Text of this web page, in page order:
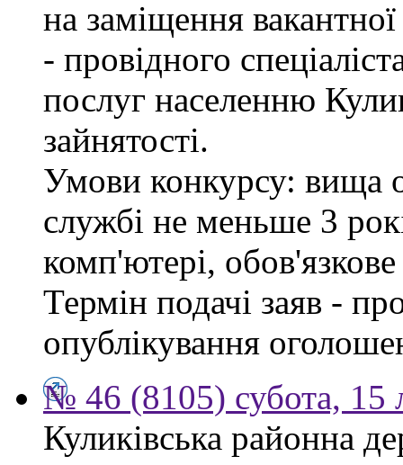
на заміщення
- провідного
послуг населенню
зайнятості.
Умови конкурсу: вища
службі не меньше 3
комп'ютері,
Термін подачі заяв -
опублікування
№ 46 (8105) субота, 15
Куликівська районна